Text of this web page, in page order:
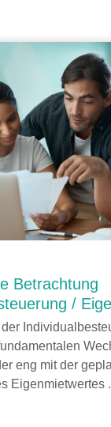
Betrachtung
/
eng mit der
Eigenmietwertes